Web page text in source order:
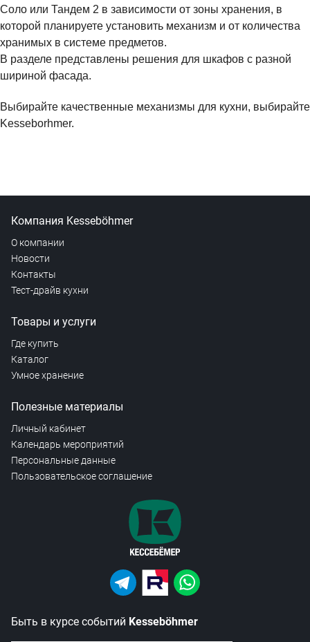
Соло или Тандем 2 в зависимости от зоны хранения, в
которой планируете установить механизм и от количества
хранимых в системе предметов.
В разделе представлены решения для шкафов с разной
шириной фасада.
Выбирайте качественные механизмы для кухни, выбирайте
Kesseborhmer.
Компания Kesseböhmer
О компании
Новости
Контакты
Тест-драйв кухни
Товары и услуги
Где купить
Каталог
Умное хранение
Полезные материалы
Личный кабинет
Календарь мероприятий
Персональные данные
Пользовательское соглашение
Быть в курсе событий Kesseböhmer